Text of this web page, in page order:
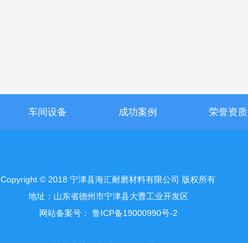
车间设备 成功案例 荣誉资质
Copyright © 2018 宁津县海汇耐磨材料有限公司 版权所有
地址：山东省德州市宁津县大曹工业开发区
网站备案号： 鲁ICP备19000990号-2